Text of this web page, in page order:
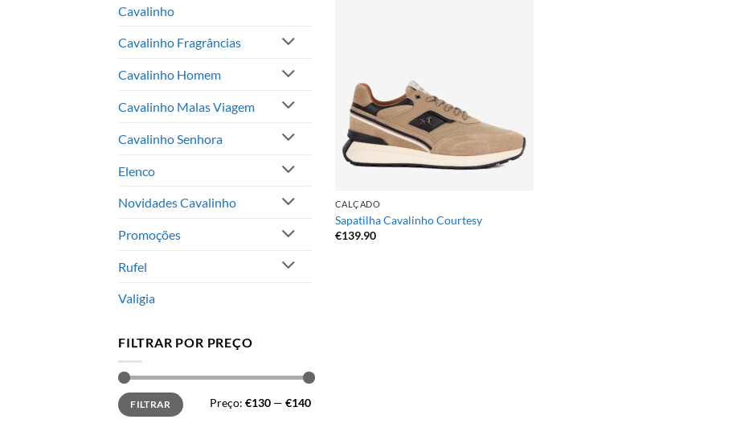
Cavalinho
Cavalinho Fragrâncias
Cavalinho Homem
Cavalinho Malas Viagem
Cavalinho Senhora
Elenco
Novidades Cavalinho
Promoções
Rufel
Valigia
FILTRAR POR PREÇO
Preço
mínimo
Preço
máximo
FILTRAR Preço: €130 — €140
CALÇADO
Sapatilha Cavalinho Courtesy
€139.90